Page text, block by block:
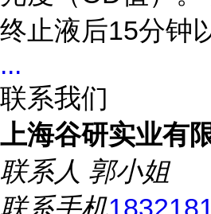
终止液后15分钟
...
联系我们
上海谷研实业有
联系人 郭小姐
联系手机